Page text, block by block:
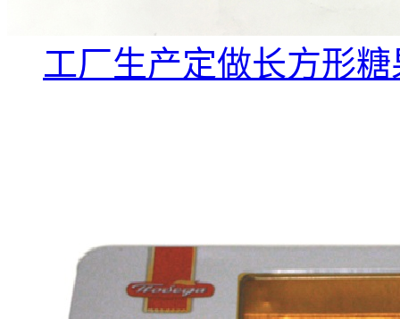
工厂生产定做长方形